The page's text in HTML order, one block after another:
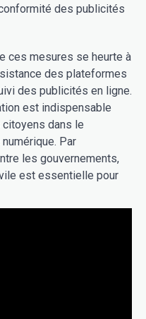
des publicités
ces mesures se heurte à
des plateformes
des publicités en ligne.
est indispensable
dans le
Par
les gouvernements,
est essentielle pour